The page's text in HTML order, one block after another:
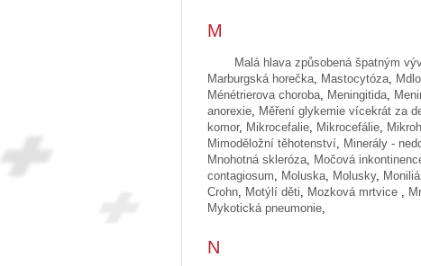
M
Malá hlava způsobená špatným
Marburgská horečka, Mastocytóza,
Ménétrierova choroba, Meningitida,
anorexie, Měření glykemie vícekrát za
komor, Mikrocefalie, Mikrocefálie,
Mimoděložní těhotenství, Minerály -
Mnohotná skleróza, Močová
contagiosum, Moluska, Molusky,
Crohn, Motýlí děti, Mozková mrtvice ,
Mykotická pneumonie,
N